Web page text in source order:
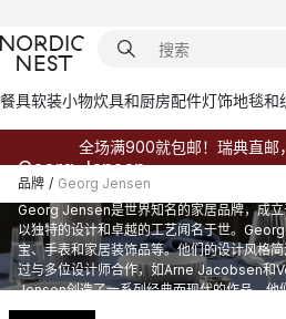
餐具软装小物炊具和厨房配件灯饰地毯和
全场满900就包邮！瑞典直邮
品牌 / Georg Jensen
Georg Jensen
Georg Jensen是世界知名的家居品牌，成
以独特的设计和卓越的工艺闻名于世。
宝、手表和家居装饰品等。他们的设计风格
过与多位设计师合作，如Arne Jacobsen和
Jensen创造了一系列经典而现代的作品。他
钢，为客户带来优质的产品。Georg Jensen